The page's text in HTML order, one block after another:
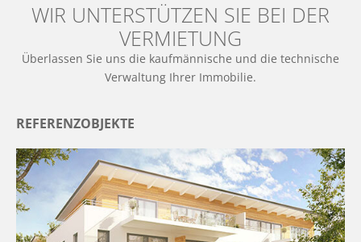
WIR UNTERSTÜTZEN SIE BEI DER
VERMIETUNG
Überlassen Sie uns die kaufmännische und die technische
Verwaltung Ihrer Immobilie.
REFERENZOBJEKTE